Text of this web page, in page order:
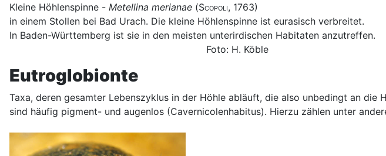
Kleine Höhlenspinne - Metellina merianae (Scopoli, 1763)
in einem Stollen bei Bad Urach. Die kleine Höhlenspinne ist eurasisch verbreitet.
In Baden-Württemberg ist sie in den meisten unterirdischen Habitaten anzutreffen.
Foto: H. Köble
Eutroglobionte
Taxa, deren gesamter Lebenszyklus in der Höhle abläuft, die also unbedingt an
sind häufig pigment- und augenlos (Cavernicolenhabitus). Hierzu zählen unter